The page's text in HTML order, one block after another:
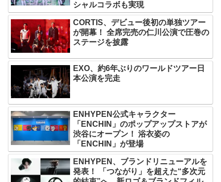
シャルコラボも実現
CORTIS、デビュー後初の単独ツアー
が開幕！ 全席完売の仁川公演で圧巻の
ステージを披露
EXO、約6年ぶりのワールドツアー日
本公演を完走
ENHYPEN公式キャラクター
「ENCHIN」のポップアップストアが
渋谷にオープン！ 浴衣姿の
「ENCHIN」が登場
ENHYPEN、ブランドリニューアルを
発表！ 「つながり」を超えた“多次元